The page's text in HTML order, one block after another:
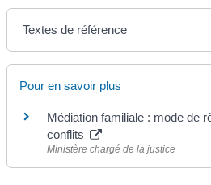
Textes de référence
Pour en savoir plus
Médiation familiale : mode de
conflits
Ministère chargé de la justice